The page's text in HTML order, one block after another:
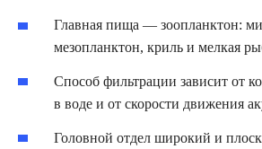
Главная пища — зоопланктон:
мезопланктон, криль и мелкая
Способ фильтрации зависит от
в воде и от скорости движения
Головной отдел широкий и